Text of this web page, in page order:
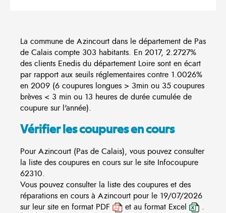
La commune de Azincourt dans le département de Pas
de Calais compte 303 habitants. En 2017, 2.2727%
des clients Enedis du département Loire sont en écart
par rapport aux seuils réglementaires contre 1.0026%
en 2009 (6 coupures longues > 3min ou 35 coupures
brèves < 3 min ou 13 heures de durée cumulée de
coupure sur l'année).
Vérifier les coupures en cours
Pour Azincourt (Pas de Calais), vous pouvez consulter
la liste des coupures en cours sur le site Infocoupure
62310.
Vous pouvez consulter la liste des coupures et des
réparations en cours à Azincourt pour le 19/07/2026
sur leur site en format PDF
et au format Excel .